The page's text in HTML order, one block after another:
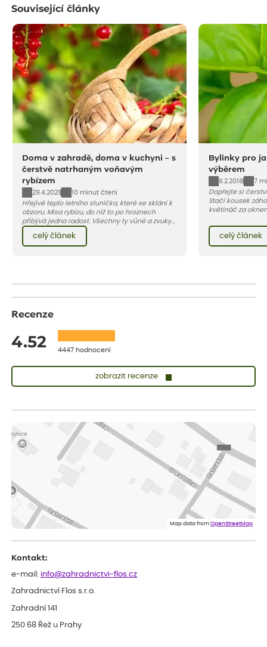
Související články
Doma v zahradě, doma v kuchyni – s
čerstvě natrhaným voňavým
rybízem
29.4.2021
10 minut čtení
Hřejivé teplo letního sluníčka, které se sklání k
obzoru. Mísa rybízu, do níž to po hroznech
přibývá jedna radost. Všechny ty vůně a zvuky
červencové zahrady. Sklizeň rybízu do kuchyně
vnese neuvěřitelný klid a radost. A taky trochu
bezstarostnosti dětství při mlsání babiččina
celý článek
Bylinky pro
výběrem
6.2.2018
7
Dopřejte si
Stačí kousek
květináč za
celý článek
Recenze
4.52 4447 hodnocení
zobrazit recenze
vše v naprostém pořádku
ověřený nákup dnes
Jana
Flos je nejlepší &#129321;
Map data fromOpenStreetMap
Kontakt:
e-mail: info@zahradnictvi-flos.cz
Zahradnictví Flos s.r.o.
Zahradní 141
250 68 Řež u Prahy